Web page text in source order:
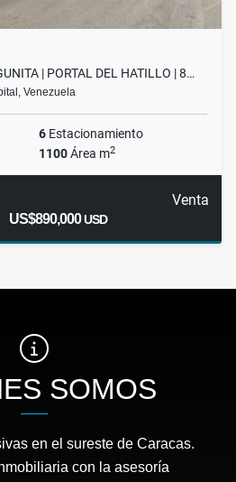
| PORTAL DEL HATILLO | 8…
Venezuela
6 Estacionamiento
1100Área m2
Venta
US$890,000USD
SOMOS
en el sureste de Caracas.
con la asesoría